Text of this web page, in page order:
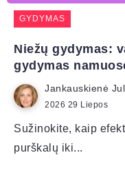
GYDYMAS
Niežų gydymas:
gydymas
Jankauskienė
2026 29 Liepos
Sužinokite, kaip
purškalų iki...